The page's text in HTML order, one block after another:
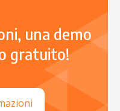
una demo
gratuito!